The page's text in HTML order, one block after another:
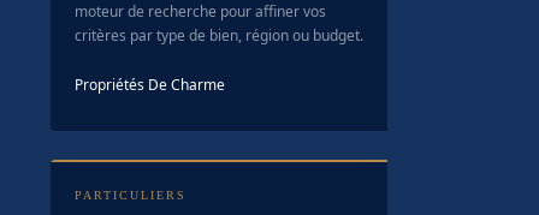
moteur de recherche pour affiner vos
critères par type de bien, région ou budget.
Propriétés De Charme
PARTICULIERS